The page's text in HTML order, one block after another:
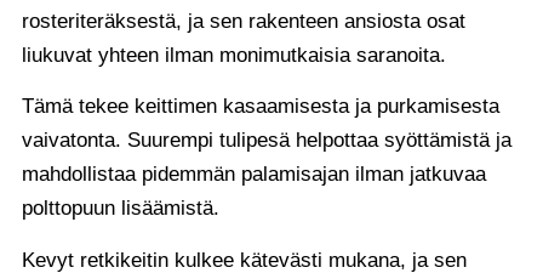
rosteriteräksestä, ja sen rakenteen ansiosta osat
liukuvat yhteen ilman monimutkaisia saranoita.
Tämä tekee keittimen kasaamisesta ja purkamisesta
vaivatonta. Suurempi tulipesä helpottaa syöttämistä ja
mahdollistaa pidemmän palamisajan ilman jatkuvaa
polttopuun lisäämistä.
Kevyt retkikeitin kulkee kätevästi mukana, ja sen